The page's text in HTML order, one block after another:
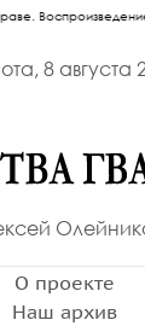
материалов
8 августа
О проекте
Наш архив